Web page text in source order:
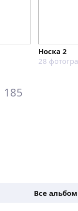
Носка 2
28
185
Все